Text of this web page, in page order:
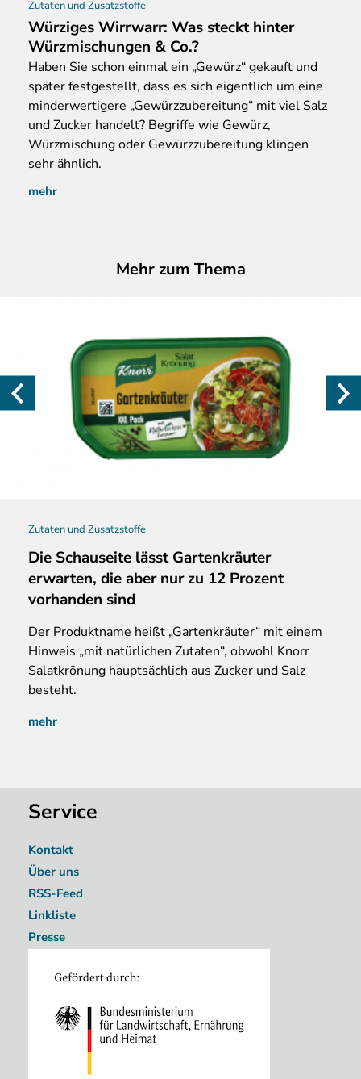
Zutaten und Zusatzstoffe
Würziges Wirrwarr: Was steckt hinter
Würzmischungen & Co.?
Haben Sie schon einmal ein „Gewürz“ gekauft und
später festgestellt, dass es sich eigentlich um eine
minderwertigere „Gewürzzubereitung“ mit viel Salz
und Zucker handelt? Begriffe wie Gewürz,
Würzmischung oder Gewürzzubereitung klingen
sehr ähnlich.
mehr
Mehr zum Thema
Zutaten und Zusatzstoffe
Die Schauseite lässt Gartenkräuter
erwarten, die aber nur zu 12 Prozent
vorhanden sind
Der Produktname heißt „Gartenkräuter“ mit einem
Hinweis „mit natürlichen Zutaten“, obwohl Knorr
Salatkrönung hauptsächlich aus Zucker und Salz
besteht.
mehr
Service
Kontakt
Über uns
RSS-Feed
Linkliste
Presse